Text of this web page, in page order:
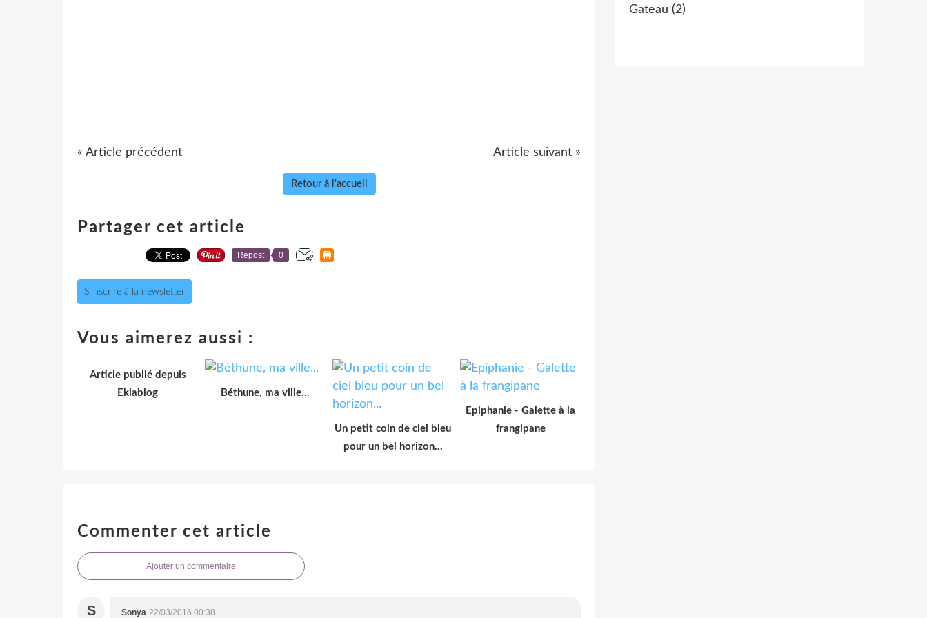
« Article précédent Article suivant »
Retour à l'accueil
Partager cet article
Repost 0
S'inscrire à la newsletter
Vous aimerez aussi :
Article publié depuis
Eklablog
Béthune, ma ville...
Un petit coin de ciel bleu
pour un bel horizon...
Epiphanie - Galette à la
frangipane
Commenter cet article
Ajouter un commentaire
S Sonya 22/03/2016 00:38
Gateau (2)